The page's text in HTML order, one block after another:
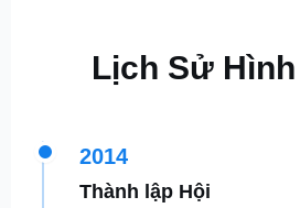
Lịch Sử
2014
Thành lập Hội